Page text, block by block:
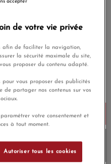
panier
DG10sur les produits
sous 6 à 8 jours
de votre vie privée
afin de faciliter la navigation,
la sécurité maximale du site,
proposer du contenu adapté.
vous proposer des publicités
de partager nos contenus sur vos
votre consentement et
à tout moment.
Autoriser tous les cookies
accepter